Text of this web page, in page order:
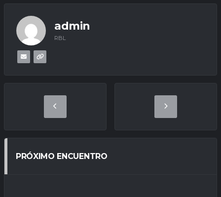
admin
RBL
PRÓXIMO ENCUENTRO